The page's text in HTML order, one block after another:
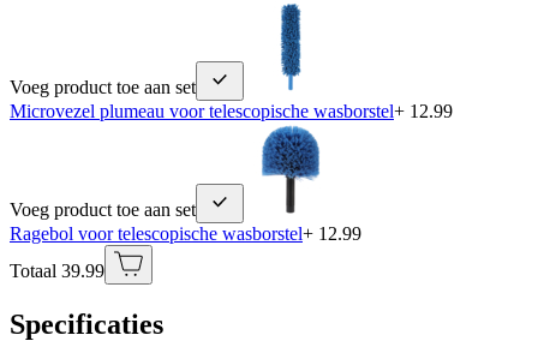
Voeg product toe aan set
Microvezel plumeau voor telescopische wasborstel+ 12.99
Voeg product toe aan set
Ragebol voor telescopische wasborstel+ 12.99
Totaal 39.99
Specificaties